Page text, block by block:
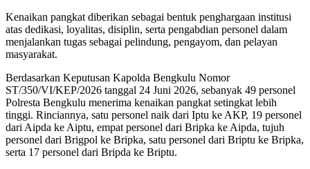
Kenaikan pangkat diberikan sebagai bentuk penghargaan institusi
atas dedikasi, loyalitas, disiplin, serta pengabdian personel dalam
menjalankan tugas sebagai pelindung, pengayom, dan pelayan
masyarakat.
Berdasarkan Keputusan Kapolda Bengkulu Nomor
ST/350/VI/KEP/2026 tanggal 24 Juni 2026, sebanyak 49 personel
Polresta Bengkulu menerima kenaikan pangkat setingkat lebih
tinggi. Rinciannya, satu personel naik dari Iptu ke AKP, 19 personel
dari Aipda ke Aiptu, empat personel dari Bripka ke Aipda, tujuh
personel dari Brigpol ke Bripka, satu personel dari Briptu ke Bripka,
serta 17 personel dari Bripda ke Briptu.